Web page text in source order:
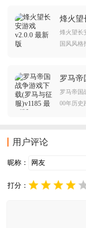
可以看到
玩。
烽火望
烽火望长
国风风格
玩家不要
罗马帝
最新版
罗马帝国
00年历史
用户评论
昵称：
打分：